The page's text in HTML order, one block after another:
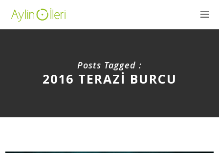
Posts Tagged :
2016 TERAZI BURCU